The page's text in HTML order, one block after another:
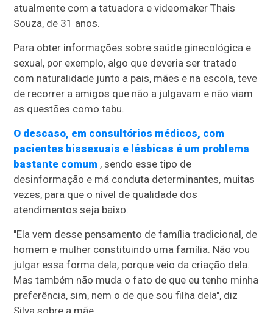
atualmente com a tatuadora e videomaker Thais
Souza, de 31 anos.
Para obter informações sobre saúde ginecológica e
sexual, por exemplo, algo que deveria ser tratado
com naturalidade junto a pais, mães e na escola, teve
de recorrer a amigos que não a julgavam e não viam
as questões como tabu.
O descaso, em consultórios médicos, com
pacientes bissexuais e lésbicas é um problema
bastante comum , sendo esse tipo de
desinformação e má conduta determinantes, muitas
vezes, para que o nível de qualidade dos
atendimentos seja baixo.
"Ela vem desse pensamento de família tradicional, de
homem e mulher constituindo uma família. Não vou
julgar essa forma dela, porque veio da criação dela.
Mas também não muda o fato de que eu tenho minha
preferência, sim, nem o de que sou filha dela", diz